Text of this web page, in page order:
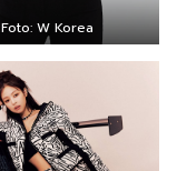
Foto: W Korea